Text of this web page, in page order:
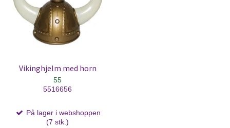
Vikinghjelm med horn
55
5516656
På lager i webshoppen
(7 stk.)